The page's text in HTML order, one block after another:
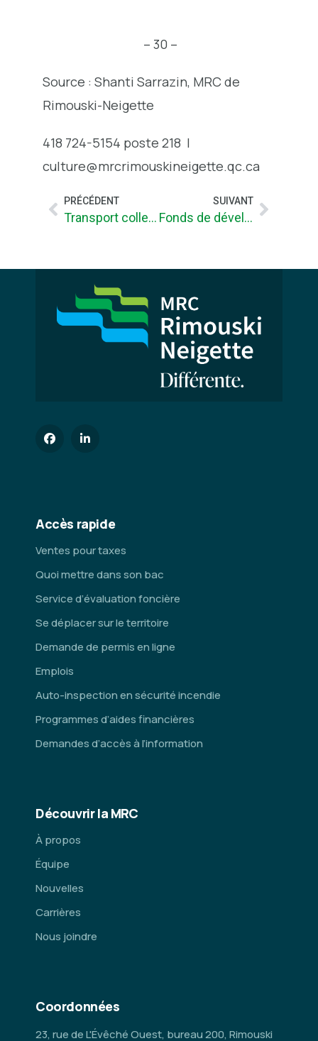
– 30 –
Source : Shanti Sarrazin, MRC de
Rimouski-Neigette
418 724-5154 poste 218 |
culture@mrcrimouskineigette.qc.ca
PRÉCÉDENT
Transport collectif rural; la MRC confirme son service pour 2016
SUIVANT
Fonds de développement des territoires / Priorités d’intervention 2015-2016
Accès rapide
Ventes pour taxes
Quoi mettre dans son bac
Service d’évaluation foncière
Se déplacer sur le territoire
Demande de permis en ligne
Emplois
Auto-inspection en sécurité incendie
Programmes d’aides financières
Demandes d’accès à l’information
Découvrir la MRC
À propos
Équipe
Nouvelles
Carrières
Nous joindre
Coordonnées
23, rue de L'Évêché Ouest, bureau 200, Rimouski